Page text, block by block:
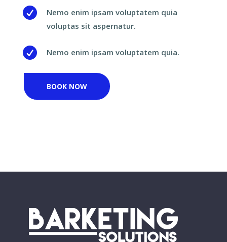

Nemo enim ipsam voluptatem quia
voluptas sit aspernatur.
 Nemo enim ipsam voluptatem quia.
BOOK NOW